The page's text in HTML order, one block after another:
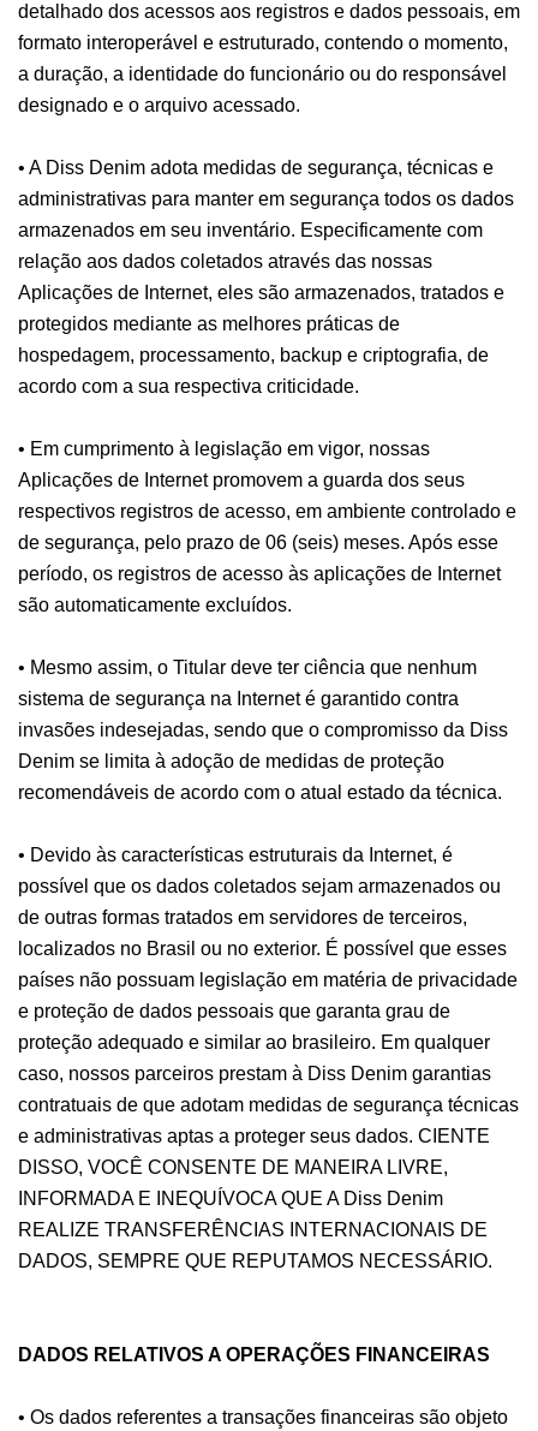
detalhado dos acessos aos registros e dados pessoais, em
formato interoperável e estruturado, contendo o momento,
a duração, a identidade do funcionário ou do responsável
designado e o arquivo acessado.
• A Diss Denim adota medidas de segurança, técnicas e
administrativas para manter em segurança todos os dados
armazenados em seu inventário. Especificamente com
relação aos dados coletados através das nossas
Aplicações de Internet, eles são armazenados, tratados e
protegidos mediante as melhores práticas de
hospedagem, processamento, backup e criptografia, de
acordo com a sua respectiva criticidade.
• Em cumprimento à legislação em vigor, nossas
Aplicações de Internet promovem a guarda dos seus
respectivos registros de acesso, em ambiente controlado e
de segurança, pelo prazo de 06 (seis) meses. Após esse
período, os registros de acesso às aplicações de Internet
são automaticamente excluídos.
• Mesmo assim, o Titular deve ter ciência que nenhum
sistema de segurança na Internet é garantido contra
invasões indesejadas, sendo que o compromisso da Diss
Denim se limita à adoção de medidas de proteção
recomendáveis de acordo com o atual estado da técnica.
• Devido às características estruturais da Internet, é
possível que os dados coletados sejam armazenados ou
de outras formas tratados em servidores de terceiros,
localizados no Brasil ou no exterior. É possível que esses
países não possuam legislação em matéria de privacidade
e proteção de dados pessoais que garanta grau de
proteção adequado e similar ao brasileiro. Em qualquer
caso, nossos parceiros prestam à Diss Denim garantias
contratuais de que adotam medidas de segurança técnicas
e administrativas aptas a proteger seus dados. CIENTE
DISSO, VOCÊ CONSENTE DE MANEIRA LIVRE,
INFORMADA E INEQUÍVOCA QUE A Diss Denim
REALIZE TRANSFERÊNCIAS INTERNACIONAIS DE
DADOS, SEMPRE QUE REPUTAMOS NECESSÁRIO.
DADOS RELATIVOS A OPERAÇÕES FINANCEIRAS
• Os dados referentes a transações financeiras são objeto